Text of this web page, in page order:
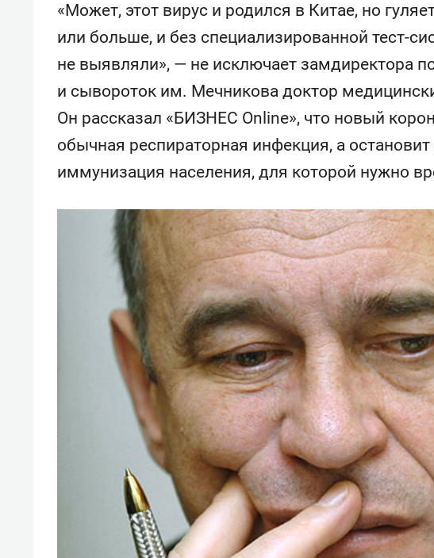
«Может, этот вирус и родился в Китае, но
или больше, и без специализированной тест-
не выявляли», — не исключает замдиректора
и сывороток им. Мечникова доктор
Он рассказал «БИЗНЕС Online», что новый
обычная респираторная инфекция, а остановит
иммунизация населения, для которой нужно
Как ГК «МИР ГРУПП» и ВТБ
создают оазис жилого
комфорта под Казанью
ID вместо ключа:
безопасность в